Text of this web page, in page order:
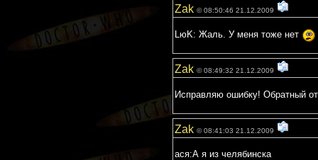
Zak © 08:50:46 21.12.2009
LюK: Жаль. У меня тоже нет
Zak © 08:49:32 21.12.2009
Исправляю ошибку! Обратный
Zak © 08:41:03 21.12.2009
ася:А я из челябинска